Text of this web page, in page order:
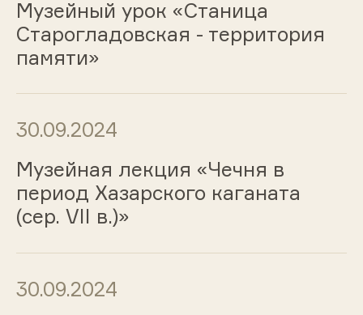
Музейный урок «Станица
Старогладовская - территория
памяти»
30.09.2024
Музейная лекция «Чечня в
период Хазарского каганата
(сер. VII в.)»
30.09.2024